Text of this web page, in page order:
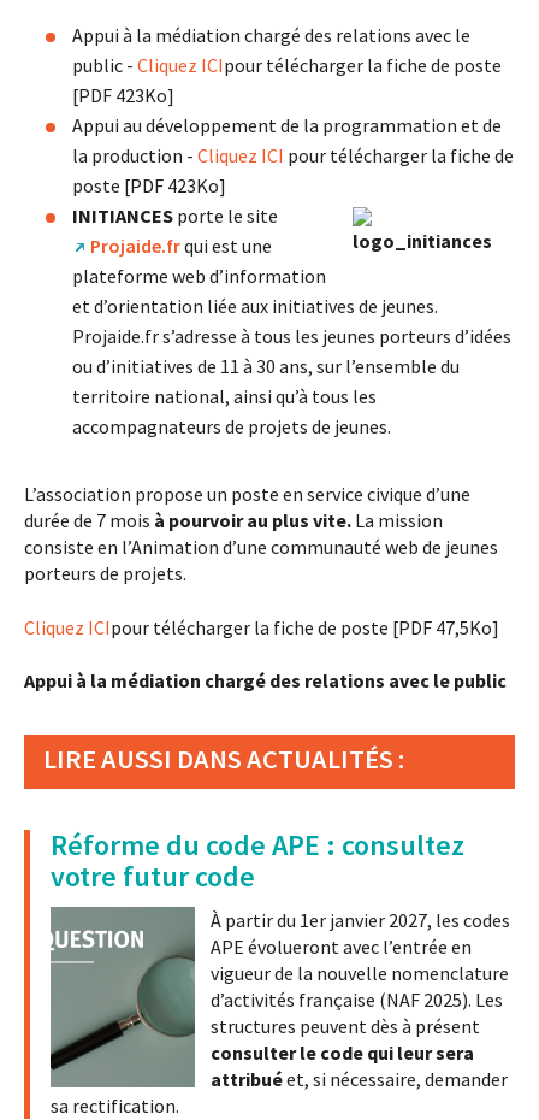
Appui à la médiation chargé des relations avec le
public - Cliquez ICIpour télécharger la fiche de poste
[PDF 423Ko]
Appui au développement de la programmation et de
la production - Cliquez ICI pour télécharger la fiche de
poste [PDF 423Ko]
INITIANCES porte le site
Projaide.frqui est une
plateforme web d’information
et d’orientation liée aux initiatives de jeunes.
Projaide.fr s’adresse à tous les jeunes porteurs d’idées
ou d’initiatives de 11 à 30 ans, sur l’ensemble du
territoire national, ainsi qu’à tous les
accompagnateurs de projets de jeunes.
L’association propose un poste en service civique d’une
durée de 7 mois à pourvoir au plus vite. La mission
consiste en l’Animation d’une communauté web de jeunes
porteurs de projets.
Cliquez ICIpour télécharger la fiche de poste [PDF 47,5Ko]
Appui à la médiation chargé des relations avec le public
LIRE AUSSI DANS ACTUALITÉS :
Réforme du code APE : consultez
votre futur code
À partir du 1er janvier 2027, les codes
APE évolueront avec l’entrée en
vigueur de la nouvelle nomenclature
d’activités française (NAF 2025). Les
structures peuvent dès à présent
consulter le code qui leur sera
attribuéet, si nécessaire, demander
sa rectification.